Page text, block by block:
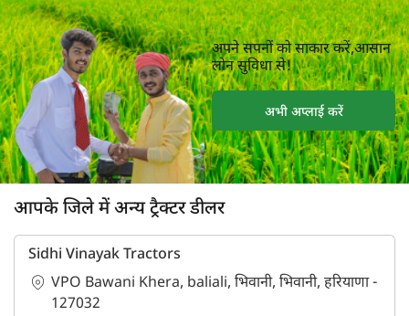
अपने सपनों को साकार करें,आसान
लोन सुविधा से!
अभी अप्लाई करें
आपके जिले में अन्य ट्रैक्टर डीलर
Sidhi Vinayak Tractors
VPO Bawani Khera, baliali, भिवानी, भिवानी, हरियाणा -
127032